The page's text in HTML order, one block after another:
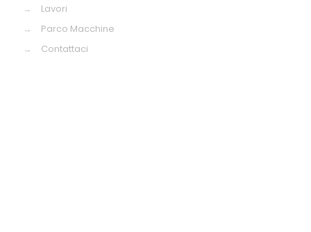
→
Lavori
→
Parco Macchine
→
Contattaci